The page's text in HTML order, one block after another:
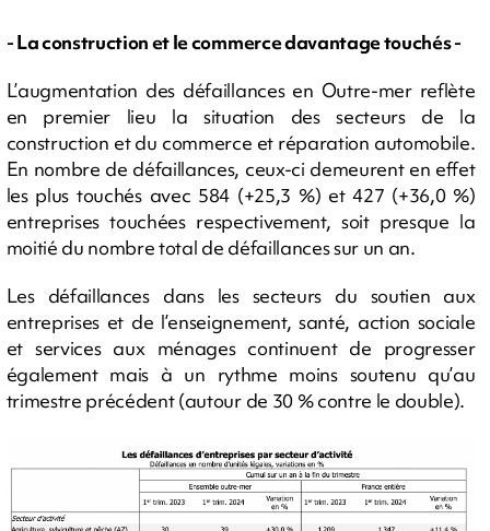
- La construction et le commerce davantage touchés -
L’augmentation des défaillances en Outre-mer reflète
en premier lieu la situation des secteurs de la
construction et du commerce et réparation automobile.
En nombre de défaillances, ceux-ci demeurent en effet
les plus touchés avec 584 (+25,3 %) et 427 (+36,0 %)
entreprises touchées respectivement, soit presque la
moitié du nombre total de défaillances sur un an.
Les défaillances dans les secteurs du soutien aux
entreprises et de l’enseignement, santé, action sociale
et services aux ménages continuent de progresser
également mais à un rythme moins soutenu qu’au
trimestre précédent (autour de 30 % contre le double).